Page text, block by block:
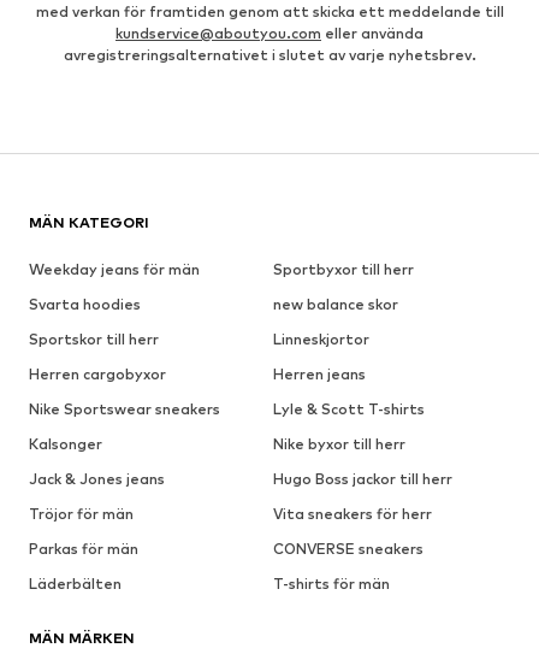
med verkan för framtiden genom att skicka ett meddelande till
kundservice@aboutyou.com eller använda
avregistreringsalternativet i slutet av varje nyhetsbrev.
MÄN KATEGORI
Weekday jeans för män
Sportbyxor till herr
Svarta hoodies
new balance skor
Sportskor till herr
Linneskjortor
Herren cargobyxor
Herren jeans
Nike Sportswear sneakers
Lyle & Scott T-shirts
Kalsonger
Nike byxor till herr
Jack & Jones jeans
Hugo Boss jackor till herr
Tröjor för män
Vita sneakers för herr
Parkas för män
CONVERSE sneakers
Läderbälten
T-shirts för män
MÄN MÄRKEN